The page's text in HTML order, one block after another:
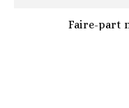
Faire-part